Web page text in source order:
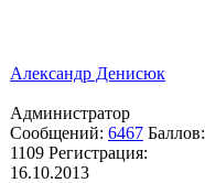
Александр Денисюк
Администратор
Сообщений: 6467 Баллов:
1109 Регистрация:
16.10.2013